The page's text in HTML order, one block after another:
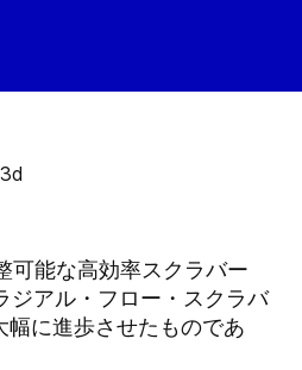
可能な高効率スクラバー
ジアル・フロー・スクラバ
幅に進歩させたものであ